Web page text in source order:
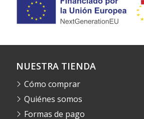
NUESTRA TIENDA
Cómo comprar
Quiénes somos
Formas de pago